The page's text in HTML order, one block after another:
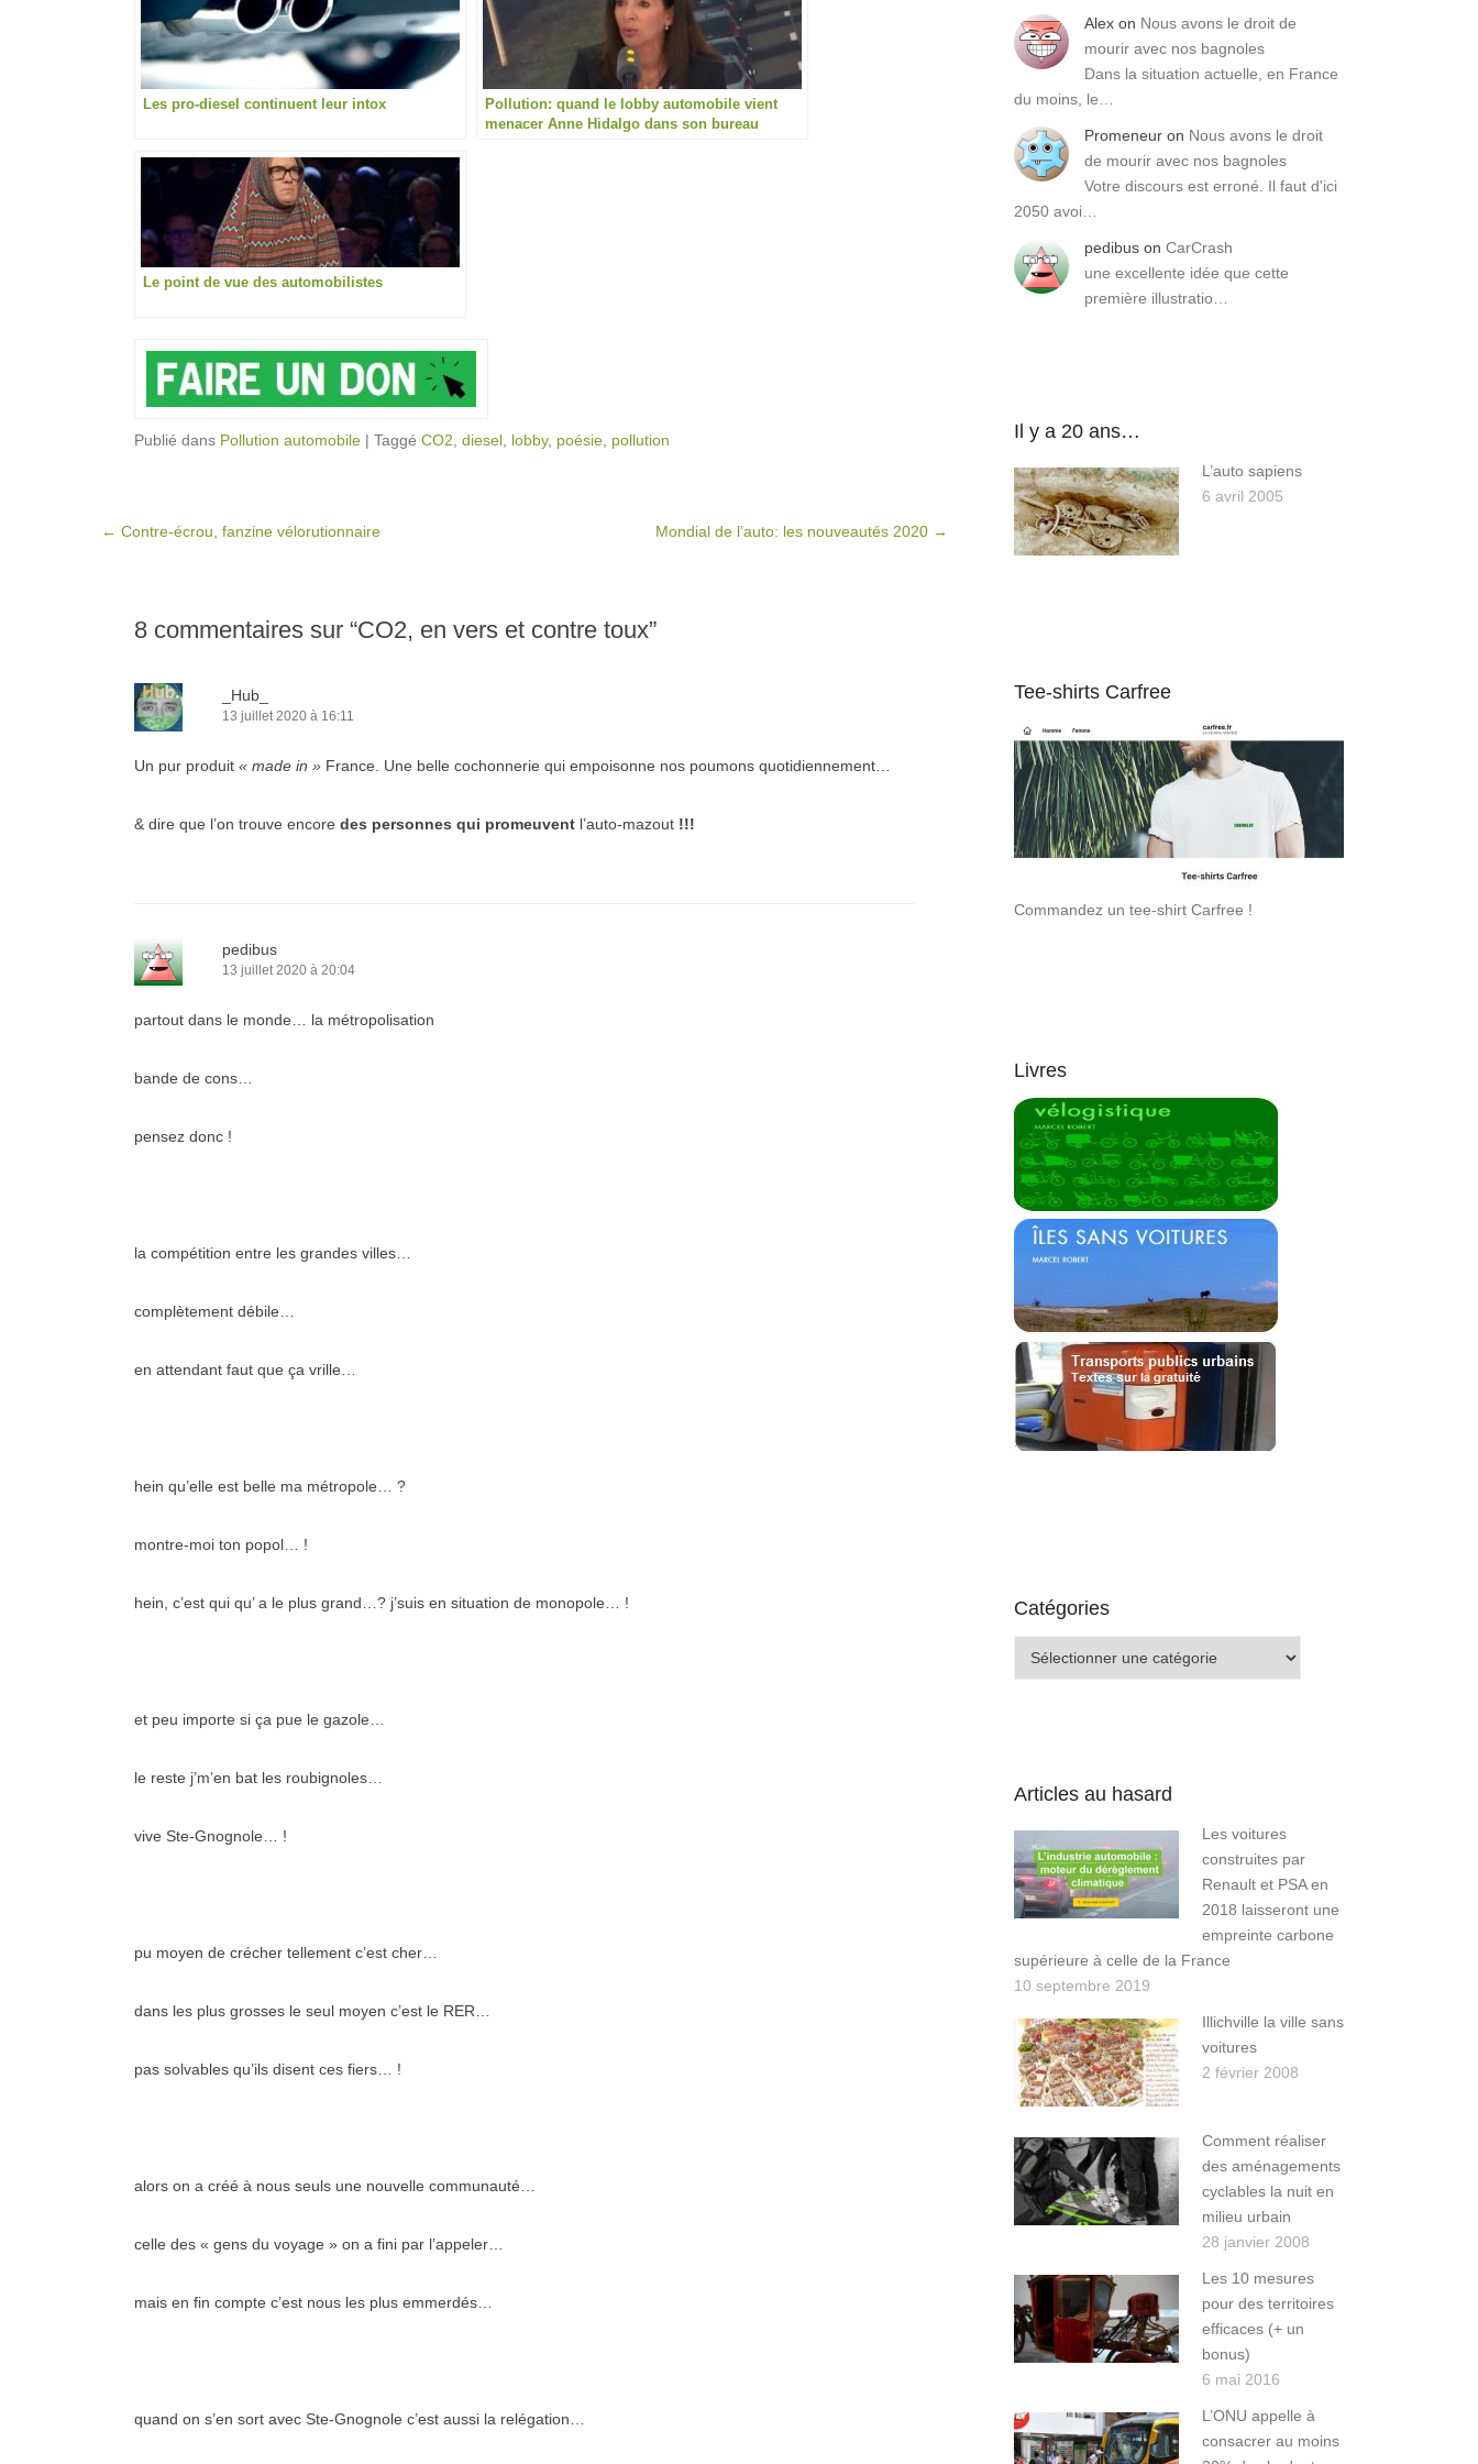
Les pro-diesel continuent leur intox
Pollution: quand le lobby automobile vient
menacer Anne Hidalgo dans son bureau
Le point de vue des automobilistes
Publié dans Pollution automobile | Taggé CO2 diesel lobby, poésie pollution
Post navigation
← Contre-écrou, fanzine vélorutionnaire Mondial de l’auto: les nouveautés 2020 →
8 commentaires sur “CO2, en vers et contre toux”
_Hub_
13 juillet 2020 à 16:11
Un pur produit « made in » France. Une belle cochonnerie qui empoisonne nos poumons quotidiennement…
& dire que l’on trouve encore des personnes qui promeuvent l’auto-mazout !!!
pedibus
13 juillet 2020 à 20:04
partout dans le monde… la métropolisation
bande de cons…
pensez donc !
la compétition entre les grandes villes…
complètement débile…
en attendant faut que ça vrille…
hein qu’elle est belle ma métropole… ?
montre-moi ton popol… !
hein, c’est qui qu’ a le plus grand…? j’suis en situation de monopole… !
et peu importe si ça pue le gazole…
le reste j’m’en bat les roubignoles…
vive Ste-Gnognole… !
pu moyen de crécher tellement c’est cher…
dans les plus grosses le seul moyen c’est le RER…
pas solvables qu’ils disent ces fiers… !
alors on a créé à nous seuls une nouvelle communauté…
celle des « gens du voyage » on a fini par l’appeler…
mais en fin compte c’est nous les plus emmerdés…
quand on s’en sort avec Ste-Gnognole c’est aussi la relégation…
Alex on Nous avons le droit de
mourir avec nos bagnoles
Dans la situation actuelle, en France
du moins, le…
Promeneur on Nous avons le droit
de mourir avec nos bagnoles
Votre discours est erroné. Il faut d'ici
2050 avoi…
pedibus on CarCrash
une excellente idée que cette
première illustratio…
Il y a 20 ans…
L’auto sapiens
6 avril 2005
Tee-shirts Carfree
Commandez un tee-shirt Carfree !
Livres
Catégories
Articles au hasard
Les voitures
construites par
Renault et PSA en
2018 laisseront une
empreinte carbone
supérieure à celle de la France
10 septembre 2019
Illichville la ville sans
voitures
2 février 2008
Comment réaliser
des aménagements
cyclables la nuit en
milieu urbain
28 janvier 2008
Les 10 mesures
pour des territoires
efficaces (+ un
bonus)
6 mai 2016
L’ONU appelle à
consacrer au moins